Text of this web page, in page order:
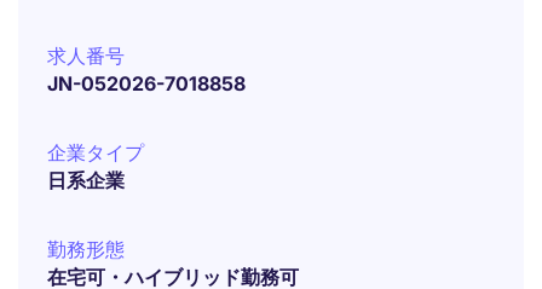
求人番号
JN-052026-7018858
企業タイプ
日系企業
勤務形態
在宅可・ハイブリッド勤務可